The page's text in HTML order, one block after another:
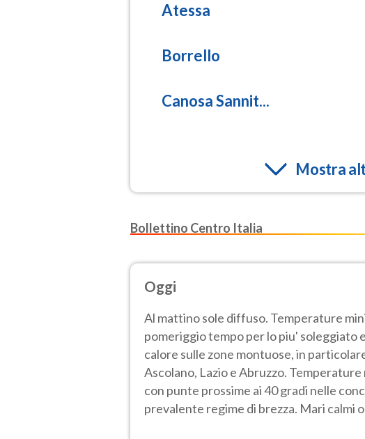
Atessa
Borrello
Canosa Sannit...
Mostra
Bollettino Centro Italia
Oggi
Al mattino sole diffuso. Temperature
pomeriggio tempo per lo piu' soleggiato
calore sulle zone montuose, in
Ascolano, Lazio e Abruzzo.
con punte prossime ai 40 gradi nelle
prevalente regime di brezza. Mari calmi